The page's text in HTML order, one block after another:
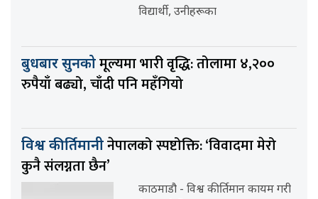
विद्यार्थी, उनीहरूका
बुधबार सुनकोमूल्यमा भारी वृद्धि: तोलामा ४,२००
रुपैयाँ बढ्यो, चाँदी पनि महँगियो
विश्व कीर्तिमानीनेपालको स्पष्टोक्ति: ‘विवादमा मेरो
कुनै संलग्नता छैन’
काठमाडौ - विश्व कीर्तिमान कायम गरी